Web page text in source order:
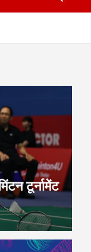
टूर्नामेंट